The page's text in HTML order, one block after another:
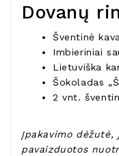
Dovanų
Šventinė
Imbieriniai
Lietuviška
Šokoladas
2 vnt.
Įpakavimo
pavaizduotos